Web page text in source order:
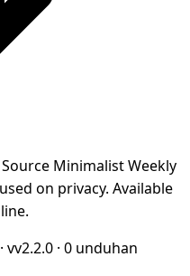
Minimalist Weekly
on privacy. Available
· vv2.2.0 · 0 unduhan